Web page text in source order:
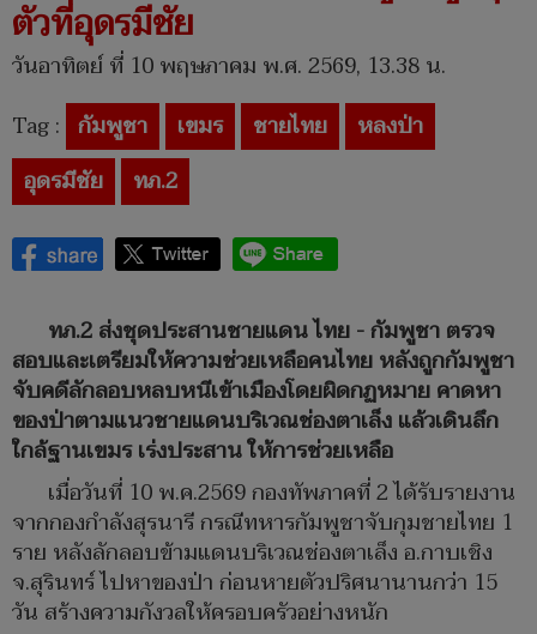
ตัวที่อุดรมีชัย
วันอาทิตย์ ที่ 10 พฤษภาคม พ.ศ. 2569, 13.38 น.
Tag : กัมพูชา เขมร ชายไทย
หลงป่า
อุดรมีชัย
ทภ.2
ทภ.2 ส่งชุดประสานชายแดน ไทย - กัมพูชา ตรวจ
สอบและเตรียมให้ความช่วยเหลือคนไทย หลังถูกกัมพูชา
จับคดีลักลอบหลบหนีเข้าเมืองโดยผิดกฏหมาย คาดหา
ของป่าตามแนวชายแดนบริเวณช่องตาเล็ง แล้วเดินลึก
ใกล้ฐานเขมร เร่งประสาน ให้การช่วยเหลือ
เมื่อวันที่ 10 พ.ค.2569 กองทัพภาคที่ 2 ได้รับรายงาน
จากกองกำลังสุรนารี กรณีทหารกัมพูชาจับกุมชายไทย 1
ราย หลังลักลอบข้ามแดนบริเวณช่องตาเล็ง อ.กาบเชิง
จ.สุรินทร์ ไปหาของป่า ก่อนหายตัวปริศนานานกว่า 15
วัน สร้างความกังวลให้ครอบครัวอย่างหนัก